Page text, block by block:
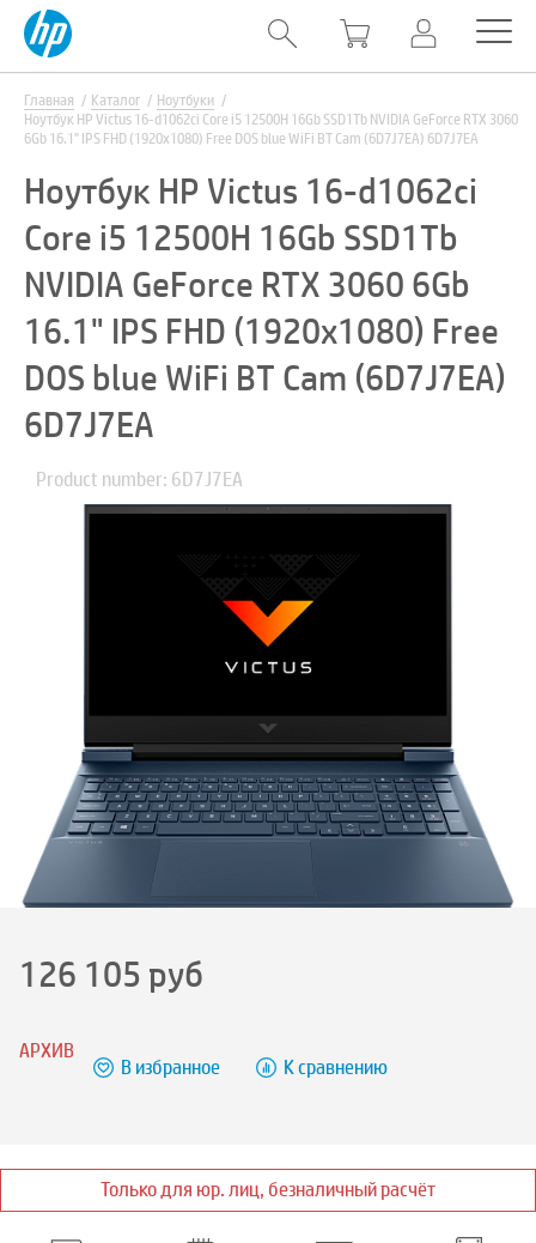
Главная Каталог
Ноутбуки
Ноутбук HP Victus 16-d1062ci Core i5 12500H 16Gb SSD1Tb NVIDIA GeForce RTX 3060
6Gb 16.1" IPS FHD (1920x1080) Free DOS blue WiFi BT Cam (6D7J7EA) 6D7J7EA
Ноутбук HP Victus 16-d1062ci
Core i5 12500H 16Gb SSD1Tb
NVIDIA GeForce RTX 3060 6Gb
16.1" IPS FHD (1920x1080) Free
DOS blue WiFi BT Cam (6D7J7EA)
6D7J7EA
Product number: 6D7J7EA
126 105 руб
АРХИВ
В избранное К сравнению
Только для юр. лиц, безналичный расчёт